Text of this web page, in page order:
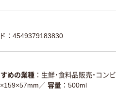
：4549379183830
めの業種
生鮮・食料品販売・コンビ
／ 容量
500ml